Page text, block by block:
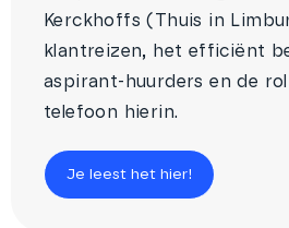
Kerckhoffs (Thuis in
klantreizen, het efficiënt
aspirant-huurders en de
telefoon hierin.
Je leest het hier!